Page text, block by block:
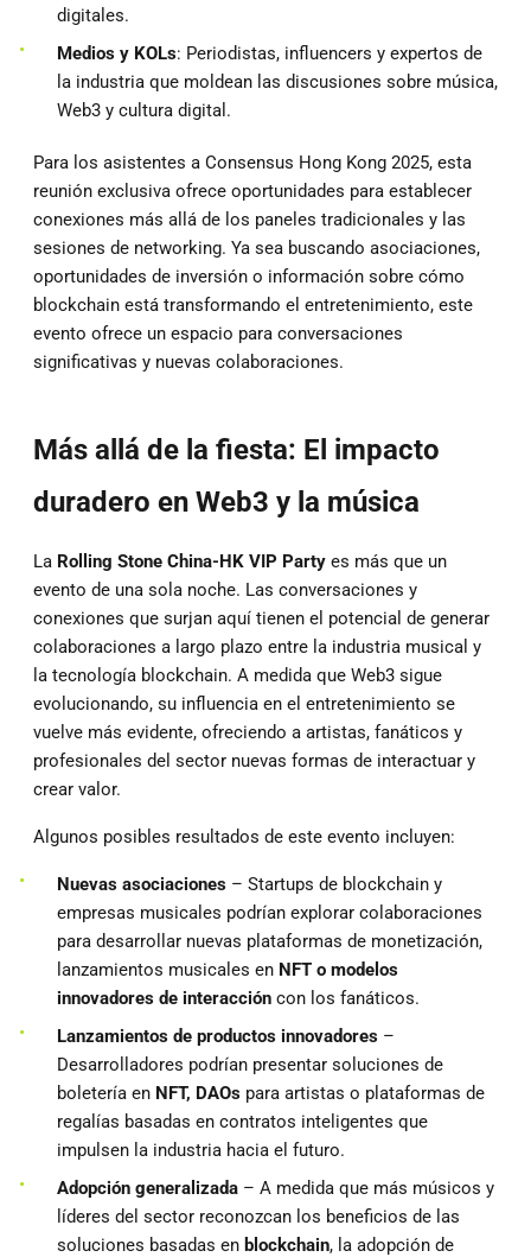
digitales.
Medios y KOLs: Periodistas, influencers y expertos de
la industria que moldean las discusiones sobre música,
Web3 y cultura digital.
Para los asistentes a Consensus Hong Kong 2025, esta
reunión exclusiva ofrece oportunidades para establecer
conexiones más allá de los paneles tradicionales y las
sesiones de networking. Ya sea buscando asociaciones,
oportunidades de inversión o información sobre cómo
blockchain está transformando el entretenimiento, este
evento ofrece un espacio para conversaciones
significativas y nuevas colaboraciones.
Más allá de la fiesta: El impacto
duradero en Web3 y la música
La Rolling Stone China-HK VIP Party es más que un
evento de una sola noche. Las conversaciones y
conexiones que surjan aquí tienen el potencial de generar
colaboraciones a largo plazo entre la industria musical y
la tecnología blockchain. A medida que Web3 sigue
evolucionando, su influencia en el entretenimiento se
vuelve más evidente, ofreciendo a artistas, fanáticos y
profesionales del sector nuevas formas de interactuar y
crear valor.
Algunos posibles resultados de este evento incluyen:
Nuevas asociaciones – Startups de blockchain y
empresas musicales podrían explorar colaboraciones
para desarrollar nuevas plataformas de monetización,
lanzamientos musicales en NFT o modelos
innovadores de interacción con los fanáticos.
Lanzamientos de productos innovadores –
Desarrolladores podrían presentar soluciones de
boletería en NFT, DAOs para artistas o plataformas de
regalías basadas en contratos inteligentes que
impulsen la industria hacia el futuro.
Adopción generalizada – A medida que más músicos y
líderes del sector reconozcan los beneficios de las
soluciones basadas en blockchain, la adopción de